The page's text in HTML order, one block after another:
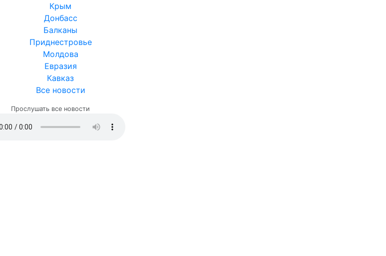
Крым
Донбасс
Балканы
Приднестровье
Молдова
Евразия
Кавказ
Все новости
Прослушать все новости